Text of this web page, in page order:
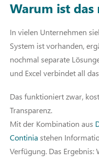
Warum ist das
In vielen Unternehmen
System ist vorhanden,
nochmal separate
und Excel verbindet all
Das funktioniert zwar,
Transparenz.
Mit der Kombination aus
Continia stehen
Verfügung. Das Ergebnis: